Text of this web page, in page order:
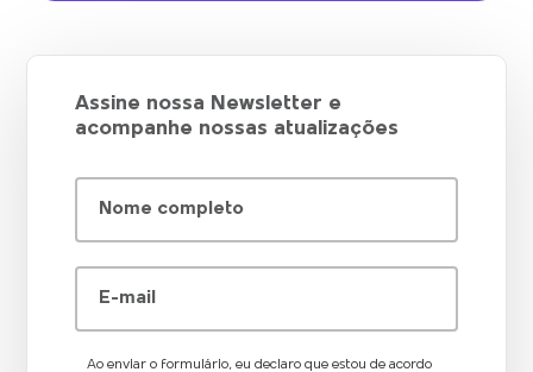
Assine nossa Newsletter e
acompanhe nossas atualizações
Nome completo
E-mail
Ao enviar o formulário, eu declaro que estou de acordo